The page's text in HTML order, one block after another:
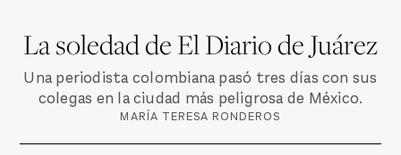
La soledad de El Diario de Juárez
Una periodista colombiana pasó tres días con sus
colegas en la ciudad más peligrosa de México.
MARÍA TERESA RONDEROS